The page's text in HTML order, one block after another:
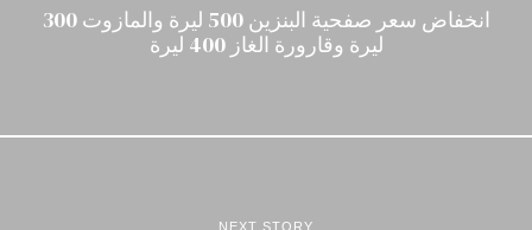
انخفاض سعر صفحية البنزين 500 ليرة والمازوت 300
ليرة وقارورة الغاز 400 ليرة
NEXT STORY